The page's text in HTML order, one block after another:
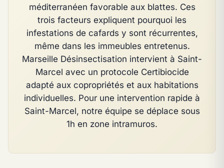
méditerranéen favorable aux blattes. Ces
trois facteurs expliquent pourquoi les
infestations de cafards y sont récurrentes,
même dans les immeubles entretenus.
Marseille Désinsectisation intervient à Saint-
Marcel avec un protocole Certibiocide
adapté aux copropriétés et aux habitations
individuelles. Pour une intervention rapide à
Saint-Marcel, notre équipe se déplace sous
1h en zone intramuros.